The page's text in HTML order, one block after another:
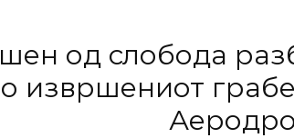
од слобода
извршениот